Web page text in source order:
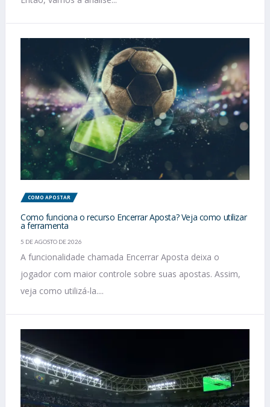
COMO APOSTAR
Como funciona o recurso Encerrar Aposta? Veja como utilizar
a ferramenta
5 DE AGOSTO DE 2026
A funcionalidade chamada Encerrar Aposta deixa o
jogador com maior controle sobre suas apostas. Assim,
veja como utilizá-la....